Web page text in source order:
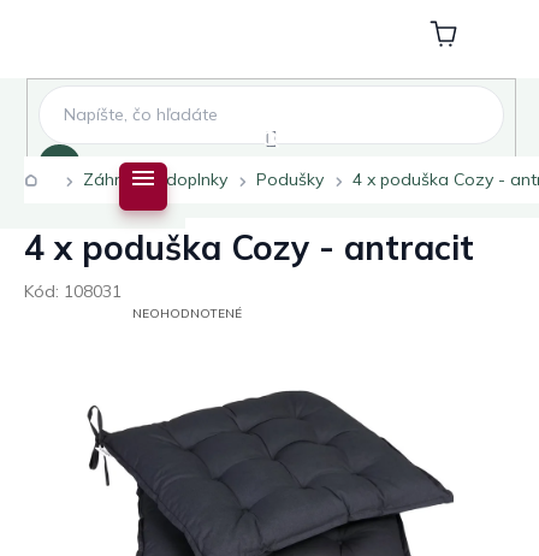
Nákupný
košík
DomovZáhradné doplnky Podušky 4 x poduška Cozy -
4 x poduška Cozy - antracit
Kód: 108031
PRIEMERNÉ
HVIEZDIČIEK.
NEOHODNOTENÉ